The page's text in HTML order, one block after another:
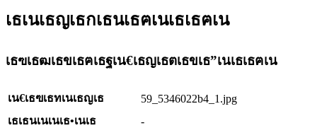
เธเนเธญเธกเธนเธฅเนเธเธฅเน
เธฃเธฒเธขเธฅเธฐเน€เธญเธตเธขเธ”เนเธเธฅเน
เน€เธฃเธทเนเธญเธ
59_5346022b4_1.jpg
เธเธนเนเนเธ•เนเธ
-